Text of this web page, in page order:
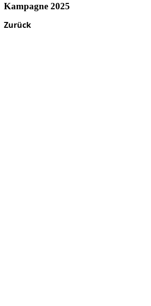
Kampagne 2025
Zurück